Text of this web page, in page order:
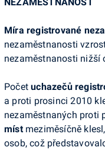
Míra registrované
nezaměstnanosti
nezaměstnanosti nižší
Početuchazečů
a proti prosinci 2010
nezaměstnaných proti
místmeziměsíčně
osob, což